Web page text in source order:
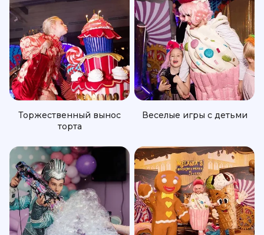
Торжественный вынос
торта
Веселые игры с детьми